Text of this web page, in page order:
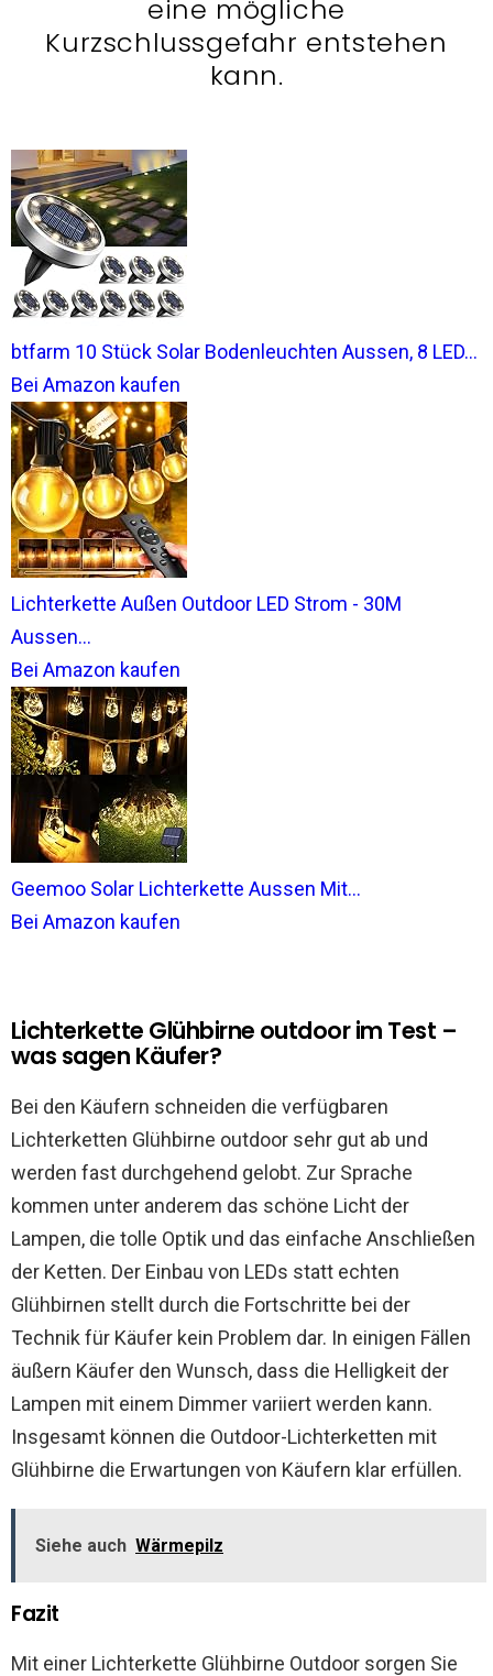
eine mögliche
Kurzschlussgefahr entstehen
kann.
btfarm 10 Stück Solar Bodenleuchten Aussen, 8 LED...
Bei Amazon kaufen
Lichterkette Außen Outdoor LED Strom - 30M
Aussen...
Bei Amazon kaufen
Geemoo Solar Lichterkette Aussen Mit...
Bei Amazon kaufen
Lichterkette Glühbirne outdoor im Test –
was sagen Käufer?
Bei den Käufern schneiden die verfügbaren
Lichterketten Glühbirne outdoor sehr gut ab und
werden fast durchgehend gelobt. Zur Sprache
kommen unter anderem das schöne Licht der
Lampen, die tolle Optik und das einfache Anschließen
der Ketten. Der Einbau von LEDs statt echten
Glühbirnen stellt durch die Fortschritte bei der
Technik für Käufer kein Problem dar. In einigen Fällen
äußern Käufer den Wunsch, dass die Helligkeit der
Lampen mit einem Dimmer variiert werden kann.
Insgesamt können die Outdoor-Lichterketten mit
Glühbirne die Erwartungen von Käufern klar erfüllen.
Siehe auch Wärmepilz
Fazit
Mit einer Lichterkette Glühbirne Outdoor sorgen Sie